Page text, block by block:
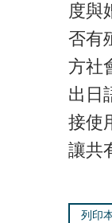
度與
否有
方社
出日
接使
讓共
列印